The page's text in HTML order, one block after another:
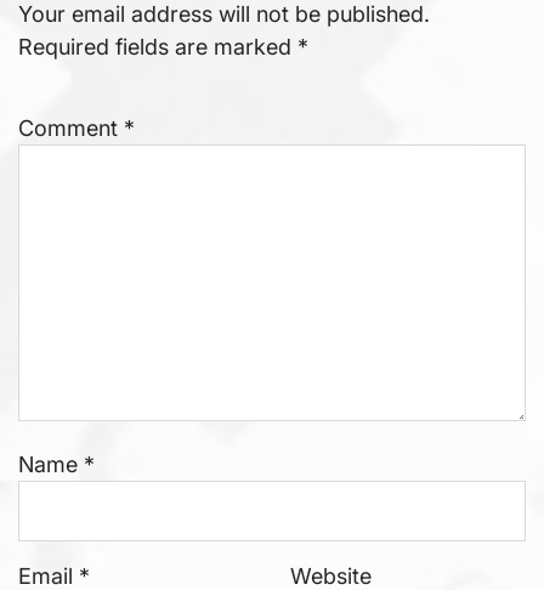
Your email address will not be published.
Required fields are marked *
Comment *
Name *
Email * Website